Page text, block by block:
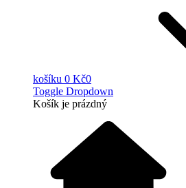
košíku 0 Kč0
Toggle Dropdown
Košík je prázdný